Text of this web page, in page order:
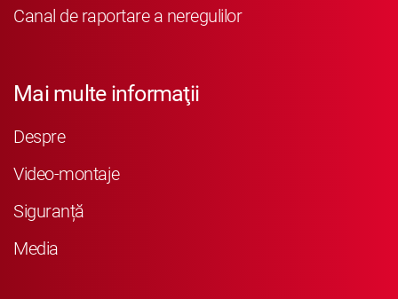
Canal de raportare a neregulilor
Mai multe informaţii
Despre
Video-montaje
Siguranță
Media